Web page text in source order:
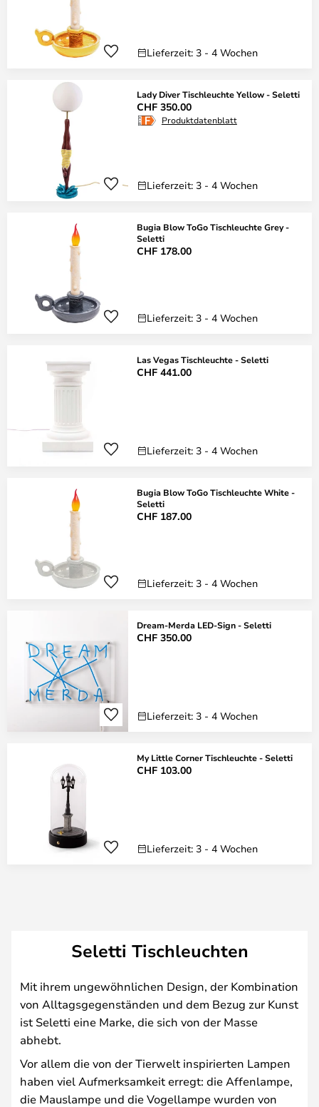
Lieferzeit: 3 - 4 Wochen
Lady Diver Tischleuchte Yellow - Seletti
CHF 350.00
Produktdatenblatt
Lieferzeit: 3 - 4 Wochen
Bugia Blow ToGo Tischleuchte Grey -
Seletti
CHF 178.00
Lieferzeit: 3 - 4 Wochen
Las Vegas Tischleuchte - Seletti
CHF 441.00
Lieferzeit: 3 - 4 Wochen
Bugia Blow ToGo Tischleuchte White -
Seletti
CHF 187.00
Lieferzeit: 3 - 4 Wochen
Dream-Merda LED-Sign - Seletti
CHF 350.00
Lieferzeit: 3 - 4 Wochen
My Little Corner Tischleuchte - Seletti
CHF 103.00
Lieferzeit: 3 - 4 Wochen
Seletti Tischleuchten
Mit ihrem ungewöhnlichen Design, der Kombination
von Alltagsgegenständen und dem Bezug zur Kunst
ist Seletti eine Marke, die sich von der Masse
abhebt.
Vor allem die von der Tierwelt inspirierten Lampen
haben viel Aufmerksamkeit erregt: die Affenlampe,
die Mauslampe und die Vogellampe wurden von